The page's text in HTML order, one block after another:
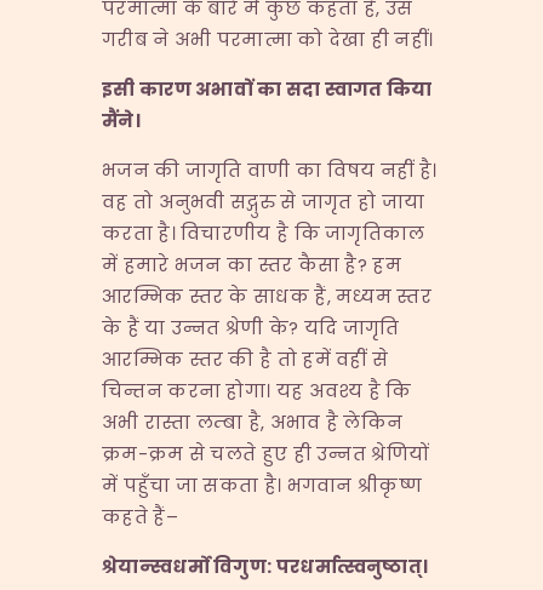
परमात्मा के बारे में कुछ कहता है, उस
गरीब ने अभी परमात्मा को देखा ही नहीं।
इसी कारण अभावों का सदा स्वागत किया
मैंने।
भजन की जागृति वाणी का विषय नहीं है।
वह तो अनुभवी सद्गुरु से जागृत हो जाया
करता है। विचारणीय है कि जागृतिकाल
में हमारे भजन का स्तर कैसा है? हम
आरम्भिक स्तर के साधक हैं, मध्यम स्तर
के हैं या उन्नत श्रेणी के? यदि जागृति
आरम्भिक स्तर की है तो हमें वहीं से
चिन्तन करना होगा। यह अवश्य है कि
अभी रास्ता लम्बा है, अभाव है लेकिन
क्रम-क्रम से चलते हुए ही उन्नत श्रेणियों
में पहुँचा जा सकता है। भगवान श्रीकृष्ण
कहते हैं–
श्रेयान्स्वधर्मो विगुण:परधर्मात्स्वनुष्ठात्।